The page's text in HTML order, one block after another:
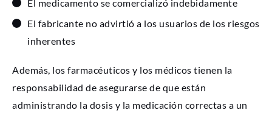
El medicamento se comercializó indebidamente
El fabricante no advirtió a los usuarios de los riesgos
inherentes
Además, los farmacéuticos y los médicos tienen la
responsabilidad de asegurarse de que están
administrando la dosis y la medicación correctas a un